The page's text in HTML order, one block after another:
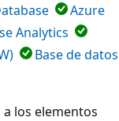
Azure
Analytics
Base de datos
los elementos